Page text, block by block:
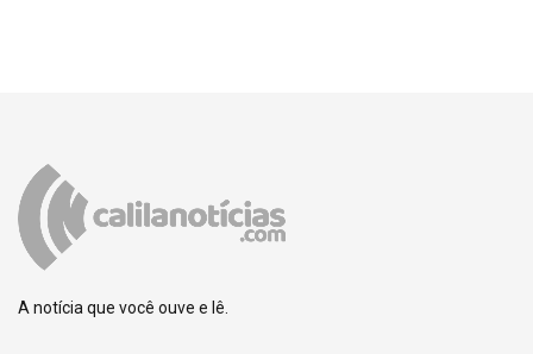
A notícia que você ouve e lê.